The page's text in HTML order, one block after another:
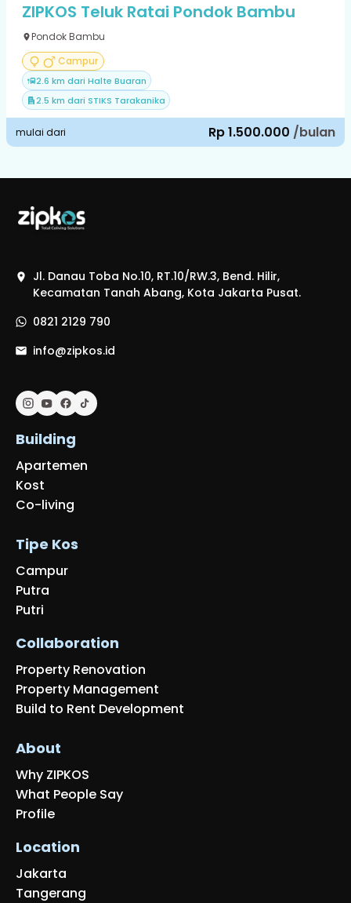
ZIPKOS Teluk Ratai Pondok Bambu
Pondok Bambu
Campur
2.6 km dari Halte Buaran
2.5 km dari STIKS Tarakanika
mulai dari Rp 1.500.000 /bulan
Jl. Danau Toba No.10, RT.10/RW.3, Bend. Hilir,
Kecamatan Tanah Abang, Kota Jakarta Pusat.
0821 2129 790
info@zipkos.id
Building
Apartemen
Kost
Co-living
Tipe Kos
Campur
Putra
Putri
Collaboration
Property Renovation
Property Management
Build to Rent Development
About
Why ZIPKOS
What People Say
Profile
Location
Jakarta
Tangerang